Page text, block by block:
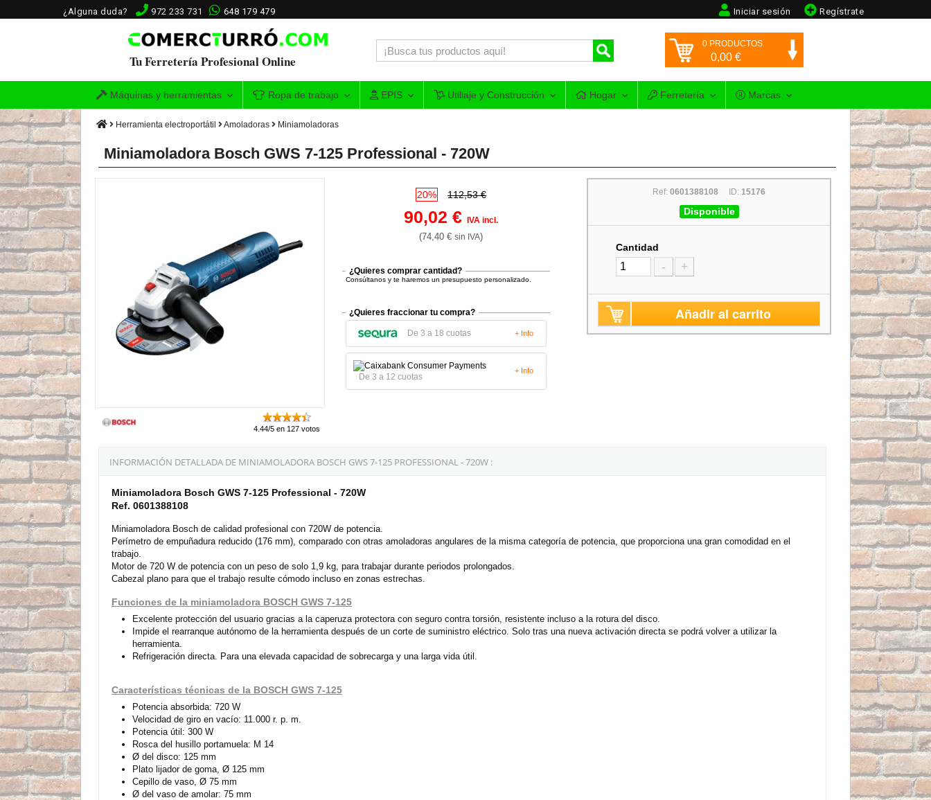
¿Alguna duda? 972 233 731 648 179 479 Regístrate
Iniciar sesión
Tu Ferretería Profesional Online
0 PRODUCTOS
0,00 €
Máquinas y herramientas Ropa de trabajo EPIS Utillaje y Construcción Hogar Ferretería Marcas
Herramienta electroportátil Amoladoras Miniamoladoras
Miniamoladora Bosch GWS 7-125 Professional - 720W
4.44/5 en 127 votos
20% 112,53 €
90,02 €IVA incl.
(74,40 €sin IVA)
¿Quieres comprar cantidad?
Consúltanos y te haremos un presupuesto personalizado.
¿Quieres fraccionar tu compra?
De 3 a 18 cuotas + Info
De 3 a 12 cuotas
+ Info
Ref:0601388108 ID: 15176
Disponible
Cantidad
- +
Añadir al carrito
INFORMACIÓN DETALLADA DE MINIAMOLADORA BOSCH GWS 7-125 PROFESSIONAL - 720W :
Miniamoladora Bosch GWS 7-125 Professional - 720W
Ref. 0601388108
Miniamoladora Bosch de calidad profesional con 720W de potencia.
Perímetro de empuñadura reducido (176 mm), comparado con otras amoladoras angulares de la misma categoría de potencia, que proporciona una gran comodidad en el
trabajo.
Motor de 720 W de potencia con un peso de solo 1,9 kg, para trabajar durante periodos prolongados.
Cabezal plano para que el trabajo resulte cómodo incluso en zonas estrechas.
Funciones de la miniamoladora BOSCH GWS 7-125
Excelente protección del usuario gracias a la caperuza protectora con seguro contra torsión, resistente incluso a la rotura del disco.
Impide el rearranque autónomo de la herramienta después de un corte de suministro eléctrico. Solo tras una nueva activación directa se podrá volver a utilizar la
herramienta.
Refrigeración directa. Para una elevada capacidad de sobrecarga y una larga vida útil.
Características técnicas de la BOSCH GWS 7-125
Potencia absorbida: 720 W
Velocidad de giro en vacío: 11.000 r. p. m.
Potencia útil: 300 W
Rosca del husillo portamuela: M 14
Ø del disco: 125 mm
Plato lijador de goma, Ø 125 mm
Cepillo de vaso, Ø 75 mm
Ø del vaso de amolar: 75 mm